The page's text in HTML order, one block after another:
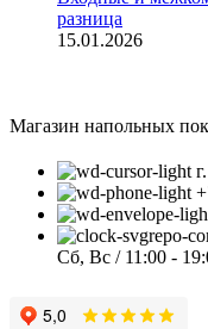
разница
15.01.2026
Магазин напольных
Сб, Вс / 11:00 -